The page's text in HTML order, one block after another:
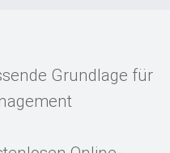
Grundlage für